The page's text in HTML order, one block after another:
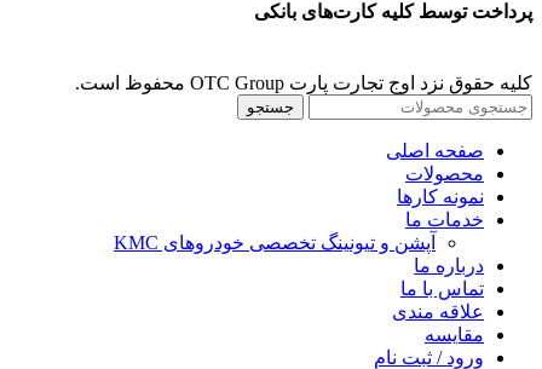
پرداخت توسط کلیه کارت‌های بانکی
کلیه حقوق نزد اوج تجارت پارت OTC Group محفوظ است.
جستجو
صفحه اصلی
محصولات
نمونه کارها
خدمات ما
آپشن و تیونینگ تخصصی خودروهای KMC
درباره ما
تماس با ما
علاقه مندی
مقايسه
ورود / ثبت نام